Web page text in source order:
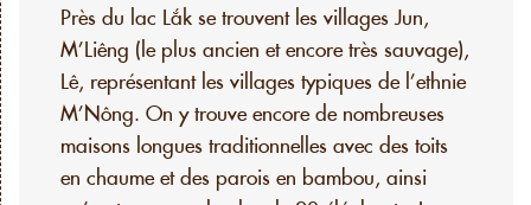
Près du lac Lắk se trouvent les villages Jun,
M’Liêng (le plus ancien et encore très sauvage),
Lê, représentant les villages typiques de l’ethnie
M’Nông. On y trouve encore de nombreuses
maisons longues traditionnelles avec des toits
en chaume et des parois en bambou, ainsi